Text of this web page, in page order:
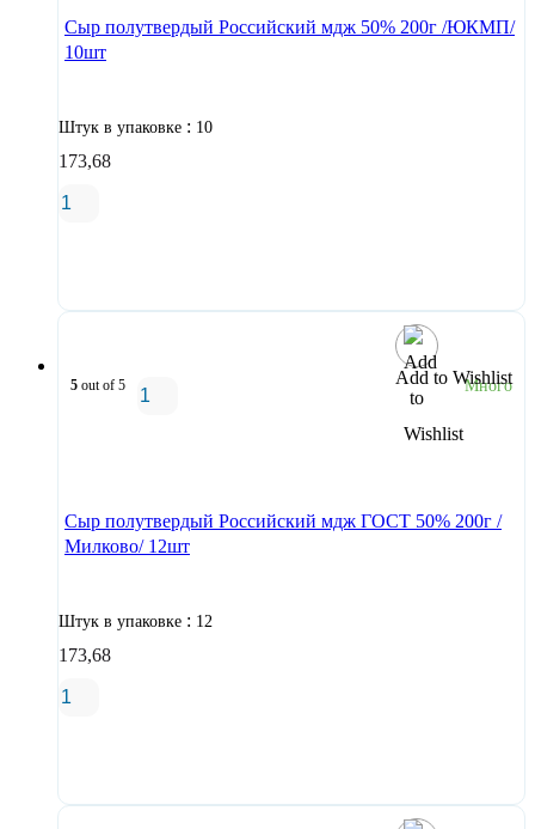
Сыр полутвердый Российский мдж 50% 200г /ЮКМП/
10шт
Штук в упаковке : 10
173,68
Add to Wishlist
5 out of 5 Много
Сыр полутвердый Российский мдж ГОСТ 50% 200г /
Милково/ 12шт
Штук в упаковке : 12
173,68